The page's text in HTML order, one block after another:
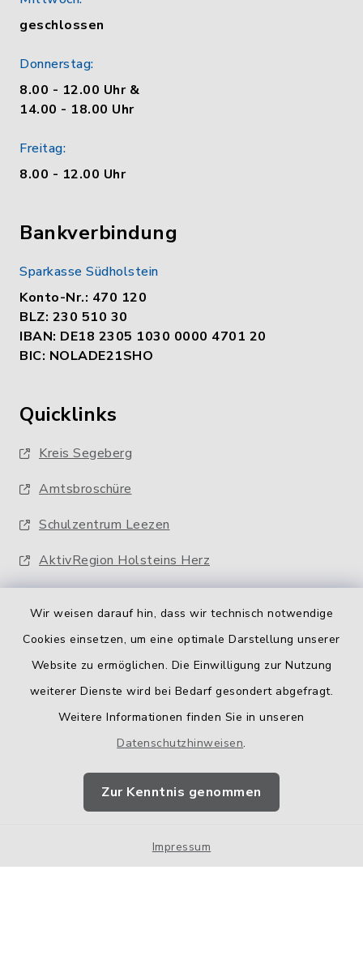
Wir weisen darauf hin, dass wir technisch notwendige
Cookies einsetzen, um eine optimale Darstellung unserer
Website zu ermöglichen. Die Einwilligung zur Nutzung
weiterer Dienste wird bei Bedarf gesondert abgefragt.
Weitere Informationen finden Sie in unseren
Datenschutzhinweisen.
Zur Kenntnis genommen
Impressum
geschlossen
Donnerstag:
8.00 - 12.00 Uhr &
14.00 - 18.00 Uhr
Freitag:
8.00 - 12.00 Uhr
Bankverbindung
Sparkasse Südholstein
Konto-Nr.: 470 120
BLZ: 230 510 30
IBAN: DE18 2305 1030 0000 4701 20
BIC: NOLADE21SHO
Quicklinks
Kreis Segeberg
Amtsbroschüre
Schulzentrum Leezen
AktivRegion Holsteins Herz
Barrierefreiheit
Impressum
Sitemap